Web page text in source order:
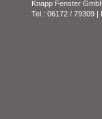
Knapp Fenster
Tel.: 06172 / 79309 |